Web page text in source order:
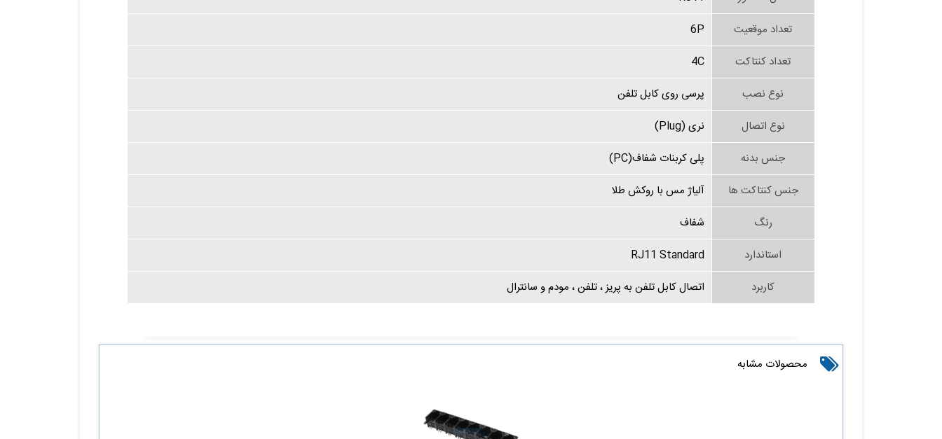
تعداد موقعیت
6P
تعداد کنتاکت
4C
نوع نصب
پرسی روی کابل تلفن
نوع اتصال
نری (Plug)
جنس بدنه
پلی کربنات شفاف(PC)
جنس کنتاکت ها
آلیاژ مس با روکش طلا
رنگ
شفاف
استاندارد
RJ11 Standard
کاربرد
اتصال کابل تلفن به پریز ، تلفن ، مودم و سانترال
محصولات مشابه